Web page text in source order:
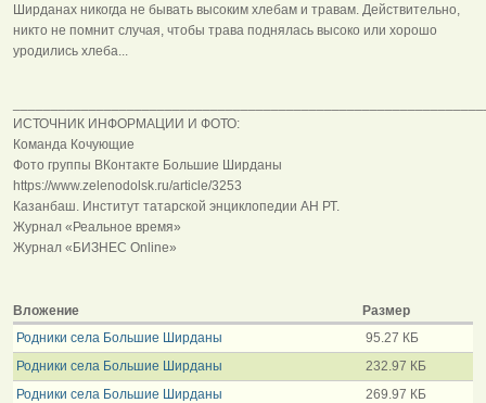
Ширданах никогда не бывать высоким хлебам и травам. Действительно,
никто не помнит случая, чтобы трава поднялась высоко или хорошо
уродились хлеба...
ИСТОЧНИК ИНФОРМАЦИИ И ФОТО:
Команда Кочующие
Фото группы ВКонтакте Большие Ширданы
https://www.zelenodolsk.ru/article/3253
Казанбаш. Институт татарской энциклопедии АН РТ.
Журнал «Реальное время»
Журнал «БИЗНЕС Online»
Вложение
Размер
Родники села Большие Ширданы
95.27 КБ
Родники села Большие Ширданы
232.97 КБ
Родники села Большие Ширданы
269.97 КБ